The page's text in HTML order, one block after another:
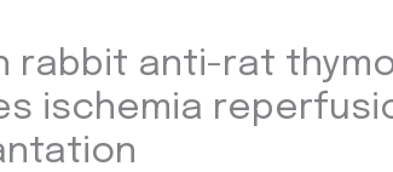
rabbit anti-rat
ischemia